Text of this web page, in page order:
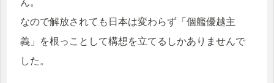
ん。
なので解放されても日本は変わらず「個艦優越主
義」を根っことして構想を立てるしかありませんで
した。